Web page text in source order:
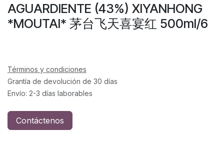
AGUARDIENTE (43%) XIYANHONG
*MOUTAI* 茅台飞天喜宴红 500ml/6
Términos y condiciones
Grantía de devolución de 30 días
Envío: 2-3 días laborables
Contáctenos